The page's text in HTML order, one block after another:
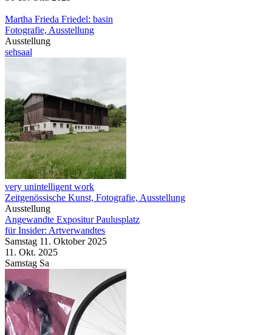
Martha Frieda Friedel: basin
Fotografie, Ausstellung
Ausstellung
sehsaal
very unintelligent work
Zeitgenössische Kunst, Fotografie, Ausstellung
Ausstellung
Angewandte Expositur Paulusplatz
für Insider: Artverwandtes
Samstag 11. Oktober 2025
11. Okt. 2025
Samstag Sa